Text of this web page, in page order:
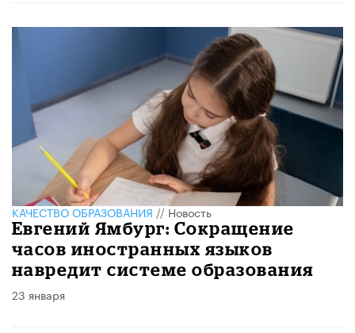
КАЧЕСТВО ОБРАЗОВАНИЯ//Новость
Евгений Ямбург: Сокращение
часов иностранных языков
навредит системе образования
23 января